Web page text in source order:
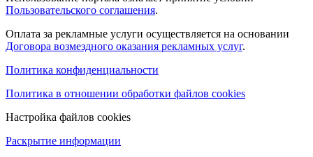
Пользовательского соглашения.
Оплата за рекламные услуги осуществляется на основании
Договора возмездного оказания рекламных услуг.
Политика конфиденциальности
Политика в отношении обработки файлов cookies
Настройка файлов cookies
Раскрытие информации